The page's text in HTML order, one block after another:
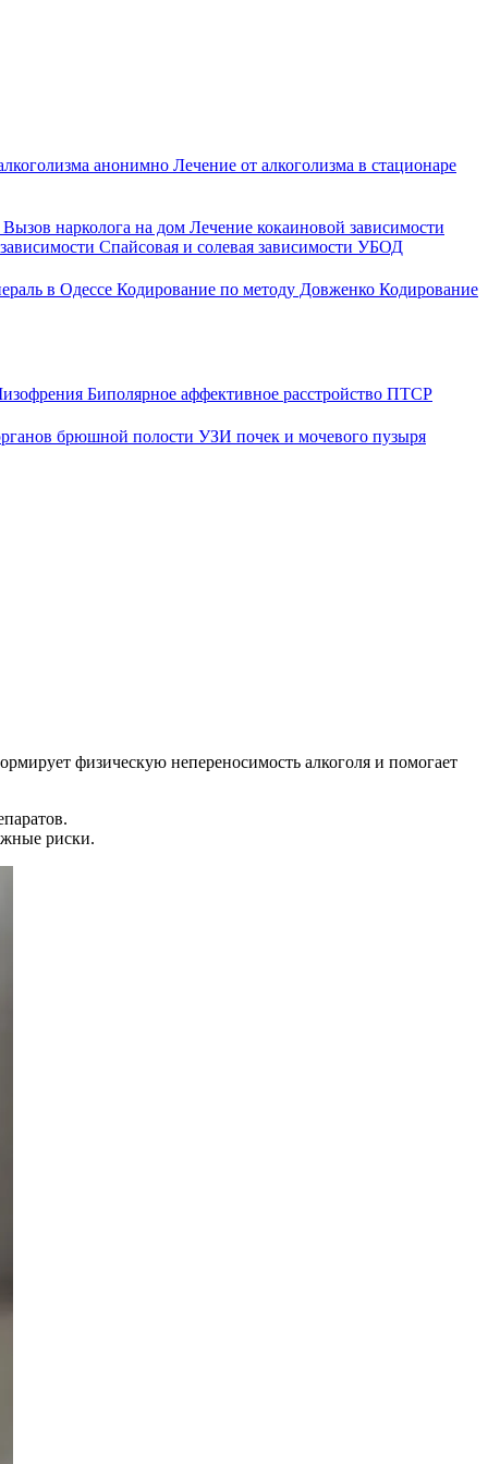
анонимно Лечение от алкоголизма в стационаре
Вызов нарколога на дом Лечение кокаиновой зависимости
Спайсовая и солевая зависимости УБОД
в Одессе Кодирование по методу Довженко Кодирование
Биполярное аффективное расстройство ПТСР
брюшной полости УЗИ почек и мочевого пузыря
физическую непереносимость алкоголя и помогает
риски.